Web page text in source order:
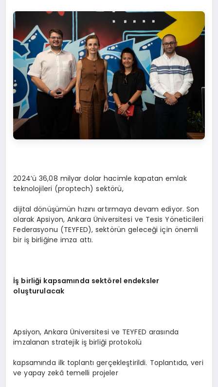
2024’ü 36,08 milyar dolar hacimle kapatan emlak
teknolojileri (proptech) sektörü,
dijital dönüşümün hızını artırmaya devam ediyor. Son
olarak Apsiyon, Ankara Üniversitesi ve Tesis Yöneticileri
Federasyonu (TEYFED), sektörün geleceği için önemli
bir iş birliğine imza attı.
İş birliği kapsamında sektörel endeksler
oluşturulacak
Apsiyon, Ankara Üniversitesi ve TEYFED arasında
imzalanan stratejik iş birliği protokolü
kapsamında ilk toplantı gerçekleştirildi. Toplantıda, veri
ve yapay zekâ temelli projeler